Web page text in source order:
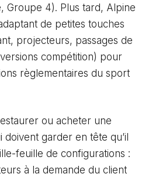
Groupe 4). Plus tard, Alpine
de petites touches
projecteurs, passages de
compétition) pour
règlementaires du sport
ou acheter une
doivent garder en tête qu’il
feuille de configurations :
à la demande du client